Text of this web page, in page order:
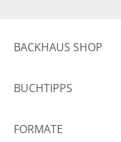
BACKHAUS SHOP
BUCHTIPPS
FORMATE